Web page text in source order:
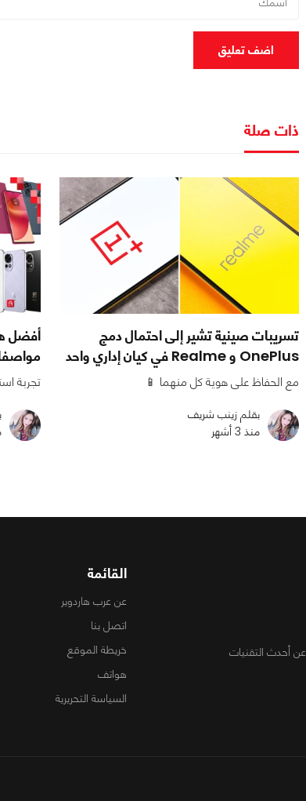
اضف تعليق
ذات صلة
تسريبات صينية تشير إلى احتمال دمج
OnePlus و Realme في كيان إداري واحد
مع الحفاظ على هوية كل منهما 📱
بقلم زينب شريف
منذ 3 أشهر
تجربة
أحدث التقنيات
القائمة
عن عرب هاردوير
اتصل بنا
خريطة الموقع
هواتف
السياسة التحريرية